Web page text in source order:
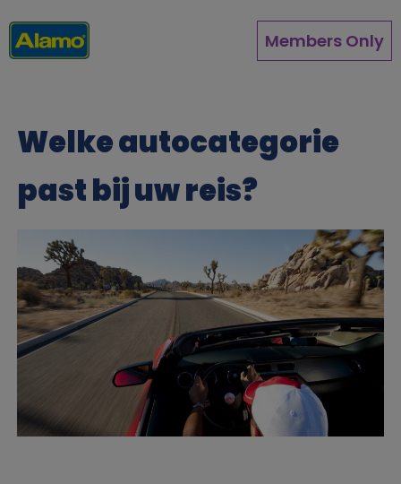
en
naar
Members Only
Welke autocategorie
past bij uw reis?